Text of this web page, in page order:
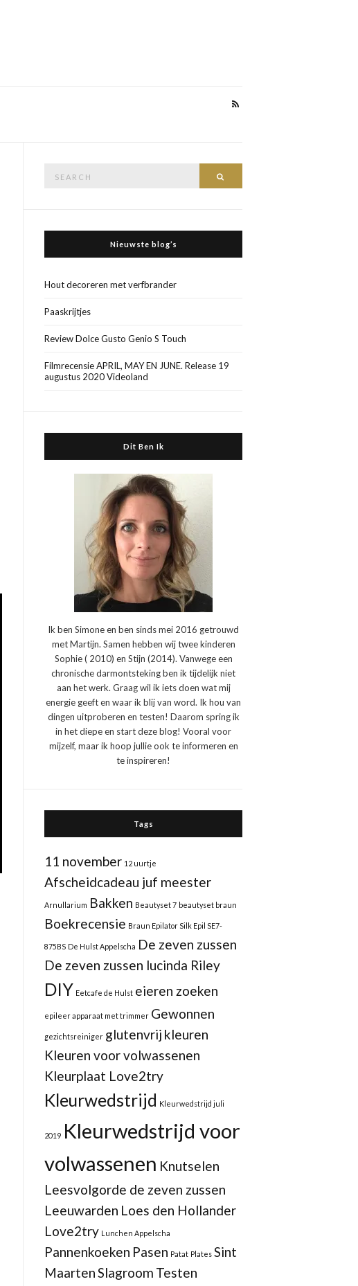
Nieuwste blog’s
Hout decoreren met verfbrander
Paaskrijtjes
Review Dolce Gusto Genio S Touch
Filmrecensie APRIL, MAY EN JUNE. Release 19
augustus 2020 Videoland
Dit Ben Ik
Ik ben Simone en ben sinds mei 2016 getrouwd
met Martijn. Samen hebben wij twee kinderen
Sophie ( 2010) en Stijn (2014). Vanwege een
chronische darmontsteking ben ik tijdelijk niet
aan het werk. Graag wil ik iets doen wat mij
energie geeft en waar ik blij van word. Ik hou van
dingen uitproberen en testen! Daarom spring ik
in het diepe en start deze blog! Vooral voor
mijzelf, maar ik hoop jullie ook te informeren en
te inspireren!
Tags
11 november 12 uurtje
Afscheidcadeau juf meester
Arnullarium Bakken Beautyset 7 beautyset braun
Boekrecensie Braun Epilator Silk Epil SE7-
875BS De Hulst Appelscha De zeven zussen
De zeven zussen lucinda Riley
DIY Eetcafe de Hulst eieren zoeken
epileer apparaat met trimmer Gewonnen
gezichtsreiniger glutenvrij kleuren
Kleuren voor volwassenen
Kleurplaat Love2try
Kleurwedstrijd Kleurwedstrijd juli
2019 Kleurwedstrijd voor
volwassenen Knutselen
Leesvolgorde de zeven zussen
Leeuwarden Loes den Hollander
Love2try Lunchen Appelscha
Pannenkoeken Pasen Patat Plates Sint
MaartenSlagroom Testen